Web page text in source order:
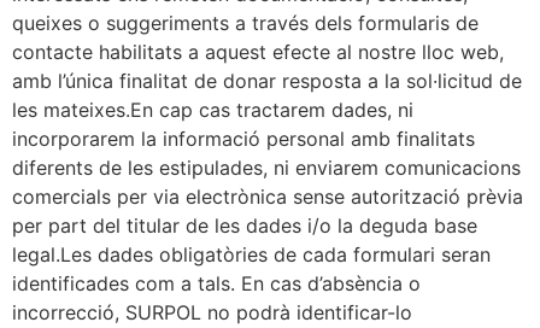
queixes o suggeriments a través dels formularis de
contacte habilitats a aquest efecte al nostre lloc web,
amb l’única finalitat de donar resposta a la sol·licitud de
les mateixes.En cap cas tractarem dades, ni
incorporarem la informació personal amb finalitats
diferents de les estipulades, ni enviarem comunicacions
comercials per via electrònica sense autorització prèvia
per part del titular de les dades i/o la deguda base
legal.Les dades obligatòries de cada formulari seran
identificades com a tals. En cas d’absència o
incorrecció, SURPOL no podrà identificar-lo